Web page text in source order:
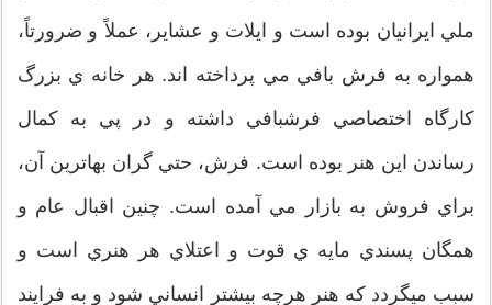
ملي ايرانيان بوده است و ايلات و عشاير، عملاً و ضرورتاً،
همواره به فرش بافي مي پرداخته اند. هر خانه ي بزرگ
كارگاه اختصاصي فرشبافي داشته و در پي به كمال
رساندن اين هنر بوده است. فرش، حتي گران بهاترين آن،
براي فروش به بازار مي آمده است. چنين اقبال عام و
همگان پسندي مايه ي قوت و اعتلاي هر هنري است و
سبب ميگردد كه هنر هرچه بيشتر انساني شود و به فرايند